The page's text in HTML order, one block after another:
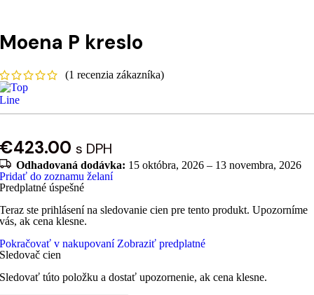
Moena P kreslo
(1 recenzia zákazníka)
€423.00 s DPH
Odhadovaná dodávka: 15 októbra, 2026 – 13 novembra, 2026
Pridať do zoznamu želaní
Predplatné úspešné
Teraz ste prihlásení na sledovanie cien pre tento produkt. Upozorníme
vás, ak cena klesne.
Pokračovať v nakupovaní Zobraziť predplatné
Sledovač cien
Sledovať túto položku a dostať upozornenie, ak cena klesne.